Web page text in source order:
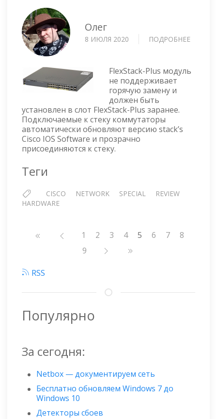
Олег
8 ИЮЛЯ 2020 ПОДРОБНЕЕ
FlexStack-Plus модуль
не поддерживает
горячую замену и
должен быть
установлен в слот FlexStack-Plus заранее.
Подключаемые к стеку коммутаторы
автоматически обновляют версию stack’s
Cisco IOS Software и прозрачно
присоединяются к стеку.
Теги
CISCO NETWORK SPECIAL
REVIEW
HARDWARE
Нумерация
Страница
1 Страница
2 Страница
3 Страница
4 5 Страница
6 Страница
7 Страница
8
Страница
9
RSS
Популярно
За сегодня:
Netbox — документируем сеть
Бесплатно обновляем Windows 7 до
Windows 10
Детекторы сбоев